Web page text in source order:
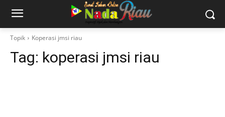
Topik Koperasi jmsi riau
Tag: koperasi jmsi riau